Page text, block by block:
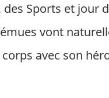
des Sports et jour
vont
avec son